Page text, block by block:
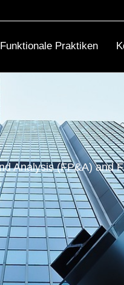
Funktionale Praktiken
Analysis (FP&A) and